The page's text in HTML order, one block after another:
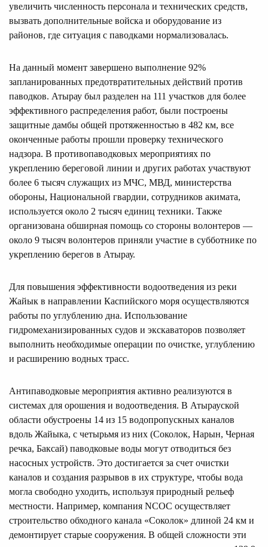
увеличить численность персонала и технических средств,
вызвать дополнительные войска и оборудование из
районов, где ситуация с паводками нормализовалась.
На данный момент завершено выполнение 92%
запланированных предотвратительных действий против
паводков. Атырау был разделен на 111 участков для более
эффективного распределения работ, были построены
защитные дамбы общей протяженностью в 482 км, все
оконченные работы прошли проверку технического
надзора. В противопаводковых мероприятиях по
укреплению береговой линии и других работах участвуют
более 6 тысяч служащих из МЧС, МВД, министерства
обороны, Национальной гвардии, сотрудников акимата,
используется около 2 тысяч единиц техники. Также
организована обширная помощь со стороны волонтеров —
около 9 тысяч волонтеров приняли участие в субботнике по
укреплению берегов в Атырау.
Для повышения эффективности водоотведения из реки
Жайык в направлении Каспийского моря осуществляются
работы по углублению дна. Использование
гидромеханизированных судов и экскаваторов позволяет
выполнить необходимые операции по очистке, углублению
и расширению водных трасс.
Антипаводковые мероприятия активно реализуются в
системах для орошения и водоотведения. В Атырауской
области обустроены 14 из 15 водопропускных каналов
вдоль Жайыка, с четырьмя из них (Соколок, Нарын, Черная
речка, Баксай) паводковые воды могут отводиться без
насосных устройств. Это достигается за счет очистки
каналов и создания разрывов в их структуре, чтобы вода
могла свободно уходить, используя природный рельеф
местности. Например, компания NCOC осуществляет
строительство обходного канала «Соколок» длиной 24 км и
демонтирует старые сооружения. В общей сложности эти